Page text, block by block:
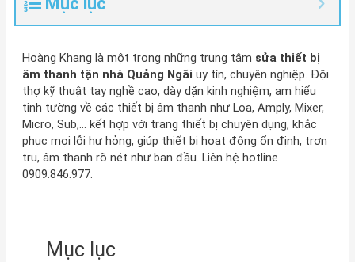
Hoàng Khang là một trong những trung tâm sửa thiết bị
âm thanh tận nhà Quảng Ngãi uy tín, chuyên nghiệp. Đội
thợ kỹ thuật tay nghề cao, dày dặn kinh nghiệm, am hiểu
tinh tường về các thiết bị âm thanh như Loa, Amply, Mixer,
Micro, Sub,… kết hợp với trang thiết bị chuyên dụng, khắc
phục mọi lỗi hư hỏng, giúp thiết bị hoạt động ổn định, trơn
tru, âm thanh rõ nét như ban đầu. Liên hệ hotline
0909.846.977.
Mục lục